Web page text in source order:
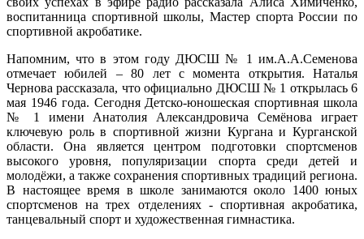
воспитанница спортивной школы, Мастер спорта России по
спортивной акробатике.
Напомним, что в этом году ДЮСШ № 1 им.А.А.Семенова
отмечает юбилей – 80 лет с момента открытия. Наталья
Чернова рассказала, что официально ДЮСШ № 1 открылась 6
мая 1946 года. Сегодня Детско-юношеская спортивная школа
№ 1 имени Анатолия Александровича Семёнова играет
ключевую роль в спортивной жизни Кургана и Курганской
области. Она является центром подготовки спортсменов
высокого уровня, популяризации спорта среди детей и
молодёжи, а также сохранения спортивных традиций региона.
В настоящее время в школе занимаются около 1400 юных
спортсменов на трех отделениях - спортивная акробатика,
танцевальный спорт и художественная гимнастика.